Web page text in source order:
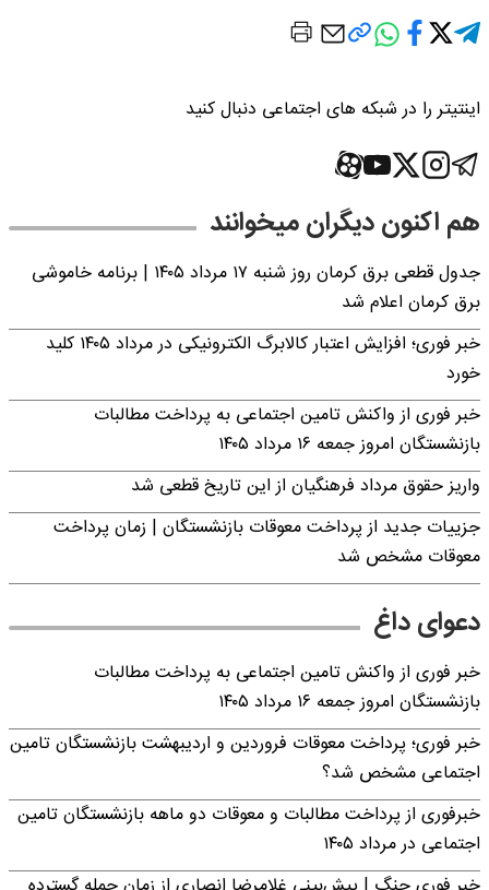
اینتیتر را در شبکه های اجتماعی دنبال کنید
هم اکنون دیگران میخوانند
جدول قطعی برق کرمان روز شنبه ۱۷ مرداد ۱۴۰۵ | برنامه خاموشی
برق کرمان اعلام شد
خبر فوری؛ افزایش اعتبار کالابرگ الکترونیکی در مرداد ۱۴۰۵ کلید
خورد
خبر فوری از واکنش تامین اجتماعی به پرداخت مطالبات
بازنشستگان امروز جمعه ۱۶ مرداد ۱۴۰۵
واریز حقوق مرداد فرهنگیان از این تاریخ قطعی شد
جزییات جدید از پرداخت معوقات بازنشستگان | زمان پرداخت
معوقات مشخص شد
دعوای داغ
خبر فوری از واکنش تامین اجتماعی به پرداخت مطالبات
بازنشستگان امروز جمعه ۱۶ مرداد ۱۴۰۵
خبر فوری؛ پرداخت معوقات فروردین و اردیبهشت بازنشستگان تامین
اجتماعی مشخص شد؟
خبرفوری از پرداخت مطالبات و معوقات دو ماهه بازنشستگان تامین
اجتماعی در مرداد ۱۴۰۵